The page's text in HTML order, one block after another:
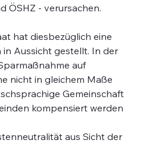
ÖSHZ - verursachen.
hat diesbezüglich eine
Aussicht gestellt. In der
auf
nicht in gleichem Maße
Gemeinschaft
kompensiert werden
aus Sicht der